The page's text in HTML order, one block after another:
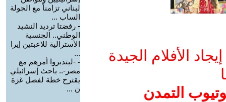
الأفلام الجيدة
التمدن
لبناني تزامناً مع الجولة
الساب ...
- رفضتا ترديد النشيد
الوطني.. الجنسية
الأسترالية للاعبتين إيرا
...
- -ليتدبروا أمرهم مع
مصر-.. باحث إسرائيلي
يقترح خطة لفصل غزة
ن ...